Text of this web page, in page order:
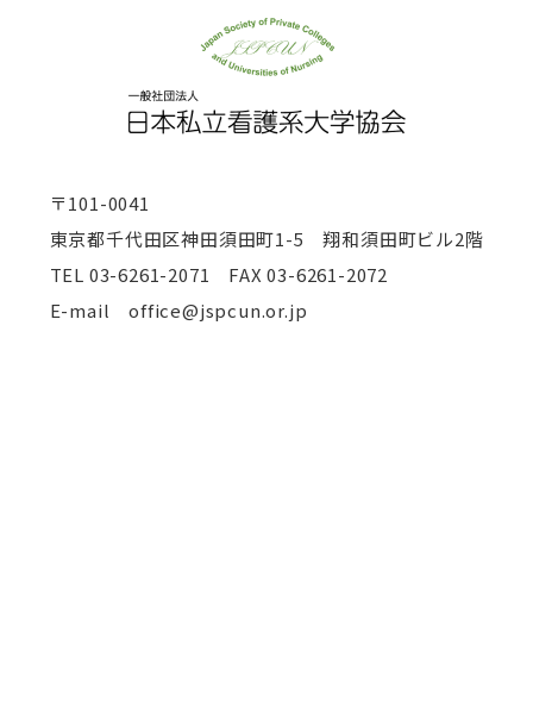
〒101-0041
東京都千代田区神田須田町1-5 翔和須田町ビル2階
TEL 03-6261-2071 FAX 03-6261-2072
E-mail office@jspcun.or.jp